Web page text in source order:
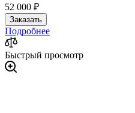
52 000 ₽
Заказать
Подробнее
Быстрый просмотр